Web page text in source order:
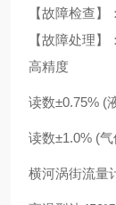
【故障检查
【故障处理
高精度
读数±0.75% (
读数±1.0% (
横河涡街流量